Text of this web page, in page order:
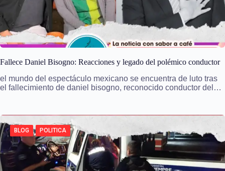
Fallece Daniel Bisogno: Reacciones y legado del polémico conductor
el mundo del espectáculo mexicano se encuentra de luto tras
el fallecimiento de daniel bisogno, reconocido conductor del…
BLOG POLITICA